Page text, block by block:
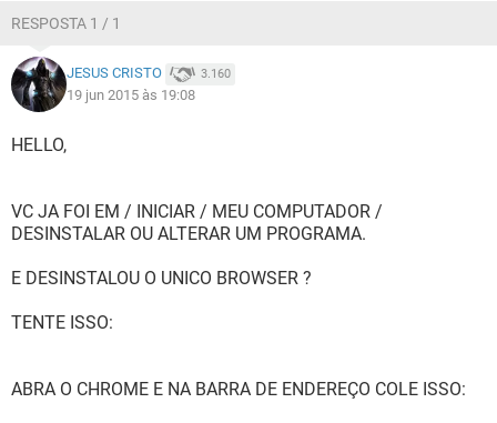
RESPOSTA 1 / 1
JESUS CRISTO 3.160
19 jun 2015 às 19:08
HELLO,
VC JA FOI EM / INICIAR / MEU COMPUTADOR /
DESINSTALAR OU ALTERAR UM PROGRAMA.
E DESINSTALOU O UNICO BROWSER ?
TENTE ISSO:
ABRA O CHROME E NA BARRA DE ENDEREÇO COLE ISSO: